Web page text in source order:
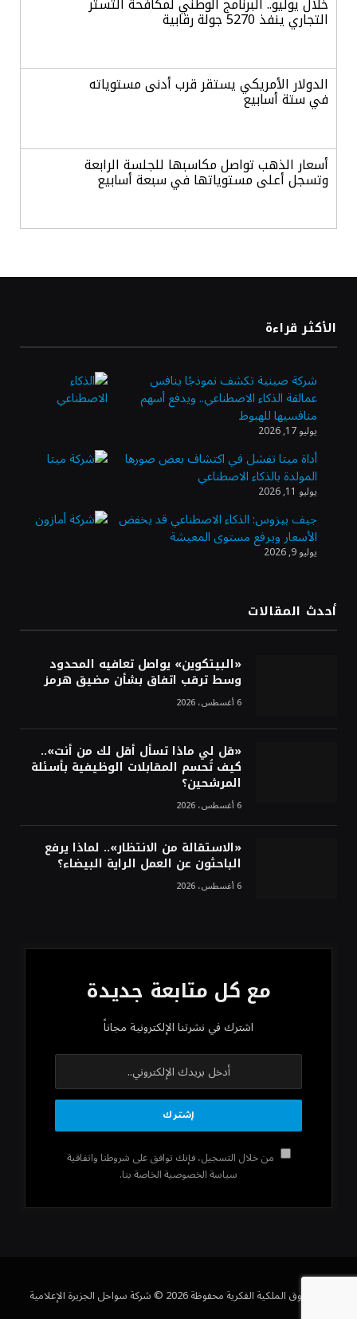
التجاري ينفذ 5270 جولة رقابية
الدولار الأمريكي يستقر قرب أدنى مستوياته
في ستة أسابيع
أسعار الذهب تواصل مكاسبها للجلسة الرابعة
وتسجل أعلى مستوياتها في سبعة أسابيع
«طيران الرياض» يدشن أولى رحلاته إلى مومباي
ويضيف الوجهة التشغيلية الثامنة
وزير الاستثمار: الموافقة على رخصة مزاولة
الأنشطة المالية عابرة الحدود تطوير للبيئة
الاستثمارية
الذهب يسجل أعلى مستوى في أسبوعين بدعم
من تراجع الدولار
الدولار الأمريكي يتراجع قرب أدنى مستوياته
ترقب تطورات الوساطة بشأن الحرب
الأكثر قراءة
شركة صينية تكشف نموذجًا ينافس
عمالقة الذكاء الاصطناعي.. ويدفع أسهم
منافسيها للهبوط
يوليو 17, 2026
أداة ميتا تفشل في اكتشاف بعض صورها
المولدة بالذكاء الاصطناعي
يوليو 11, 2026
جيف بيزوس: الذكاء الاصطناعي قد يخفض
الأسعار ويرفع مستوى المعيشة
يوليو 9, 2026
أحدث المقالات
«البيتكوين» يواصل تعافيه المحدود
وسط ترقب اتفاق بشأن مضيق هرمز
6 أغسطس، 2026
«قل لي ماذا تسأل أقل لك من أنت»..
كيف تُحسم المقابلات الوظيفية بأسئلة
المرشحين؟
6 أغسطس، 2026
«الاستقالة من الانتظار».. لماذا يرفع
الباحثون عن العمل الراية البيضاء؟
6 أغسطس، 2026
مع كل متابعة جديدة
اشترك في نشرتنا الإلكترونية مجاناً
من خلال التسجيل، فإنك توافق على شروطنا واتفاقية
سياسة الخصوصية الخاصة بنا.
كل حقوق الملكية الفكرية محفوظة 2026 © شركة سواحل الجزيرة الإعلامية